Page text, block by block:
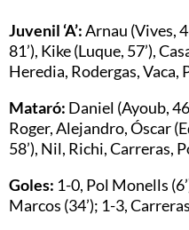
Juvenil ‘A’:Arnau (Vives,
81’), Kike (Luque, 57’),
Heredia, Rodergas, Vaca,
Mataró: Daniel (Ayoub,
Roger, Alejandro, Óscar
58’), Nil, Richi, Carreras,
Goles: 1-0, Pol Monells
Marcos (34’); 1-3,